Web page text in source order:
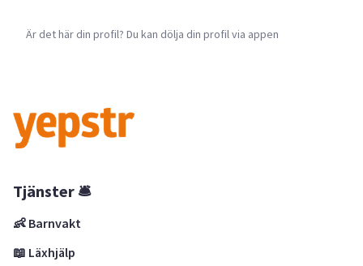
Är det här din profil? Du kan dölja din profil via appen
Tjänster 🛎
👶 Barnvakt
📖 Läxhjälp